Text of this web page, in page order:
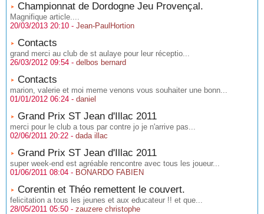
Championnat de Dordogne Jeu Provençal.
Magnifique article....
20/03/2013 20:10 - Jean-PaulHortion
Contacts
grand merci au club de st aulaye pour leur réceptio...
26/03/2012 09:54 - delbos bernard
Contacts
marion, valerie et moi meme venons vous souhaiter une bonn...
01/01/2012 06:24 - daniel
Grand Prix ST Jean d'Illac 2011
merci pour le club a tous par contre jo je n'arrive pas...
02/06/2011 20:22 - dada illac
Grand Prix ST Jean d'Illac 2011
super week-end est agréable rencontre avec tous les joueur...
01/06/2011 08:04 - BONARDO FABIEN
Corentin et Théo remettent le couvert.
felicitation a tous les jeunes et aux educateur !! et que...
28/05/2011 05:50 - zauzere christophe